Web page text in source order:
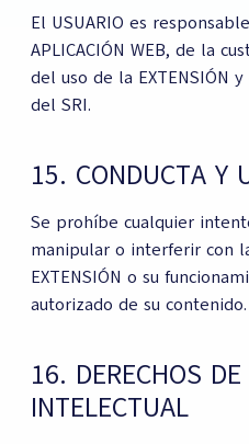
El USUARIO es
APLICACIÓN WEB, de la
del uso de la EXTENSIÓN
del SRI.
15. CONDUCTA Y
Se prohíbe cualquier
manipular o interferir con la
EXTENSIÓN o su
autorizado de su contenido.
16. DERECHOS
INTELECTUAL